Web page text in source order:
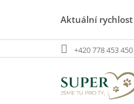
Aktuální
+420 778 453 450